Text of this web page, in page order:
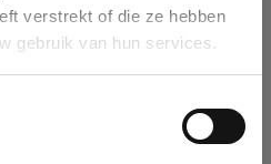
verstrekt of die ze hebben
gebruik van hun services.
database by name, VAT or
is selected it will auto-complete the
in our database, you can create